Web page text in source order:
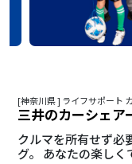
[神奈川県 ] ライフサポート
三井のカーシェア
クルマを所有せず必
グ。 あなたの楽し